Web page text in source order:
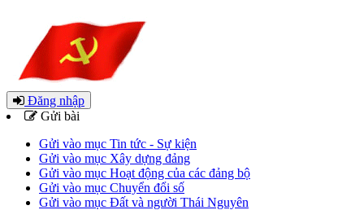
Đăng nhập
Gửi bài
Gửi vào mục Tin tức - Sự kiện
Gửi vào mục Xây dựng đảng
Gửi vào mục Hoạt động của các đảng bộ
Gửi vào mục Chuyển đổi số
Gửi vào mục Đất và người Thái Nguyên